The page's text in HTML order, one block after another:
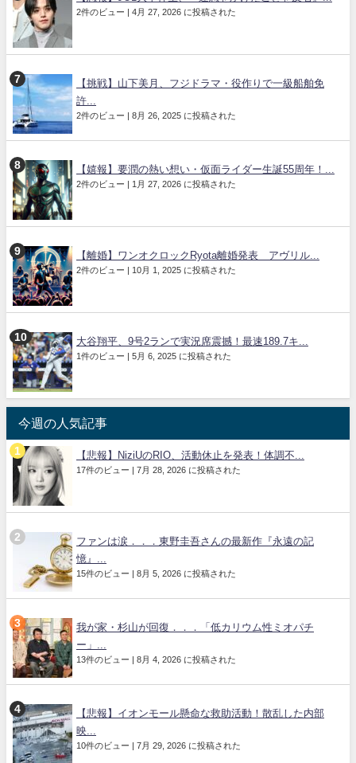
2件のビュー | 4月 27, 2026 に投稿された
【挑戦】山下美月、フジドラマ・役作りで一級船舶免
許...
2件のビュー | 8月 26, 2025 に投稿された
【嬉報】要潤の熱い想い・仮面ライダー生誕55周年！...
2件のビュー | 1月 27, 2026 に投稿された
【離婚】ワンオクロックRyota離婚発表 アヴリル...
2件のビュー | 10月 1, 2025 に投稿された
大谷翔平、9号2ランで実況席震撼！最速189.7キ...
1件のビュー | 5月 6, 2025 に投稿された
今週の人気記事
【悲報】NiziUのRIO、活動休止を発表！体調不...
17件のビュー | 7月 28, 2026 に投稿された
ファンは涙．．．東野圭吾さんの最新作『永遠の記
憶』...
15件のビュー | 8月 5, 2026 に投稿された
我が家・杉山が回復．．．「低カリウム性ミオパチ
ー」...
13件のビュー | 8月 4, 2026 に投稿された
【悲報】イオンモール懸命な救助活動！散乱した内部
映...
10件のビュー | 7月 29, 2026 に投稿された